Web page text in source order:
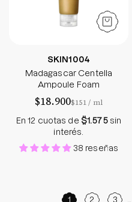
SKIN1004
Madagascar Centella
Ampoule Foam
$18.900$151/ por
ml
En 12 cuotas de $1.575sin
interés.
38 reseñas
1 2 3